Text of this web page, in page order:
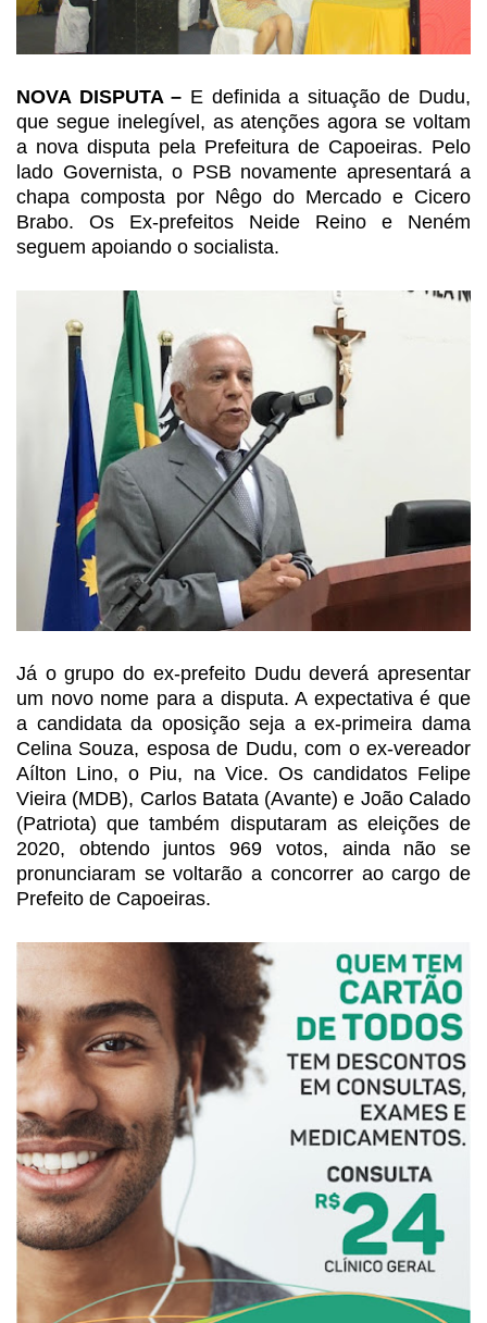
NOVA DISPUTA – E definida a situação de Dudu,
que segue inelegível, as atenções agora se voltam
a nova disputa pela Prefeitura de Capoeiras. Pelo
lado Governista, o PSB novamente apresentará a
chapa composta por Nêgo do Mercado e Cicero
Brabo. Os Ex-prefeitos Neide Reino e Neném
seguem apoiando o socialista.
Já o grupo do ex-prefeito Dudu deverá apresentar
um novo nome para a disputa. A expectativa é que
a candidatada oposição seja a ex-primeira dama
Celina Souza, esposa de Dudu, com o ex-vereador
Aílton Lino, o Piu, na Vice. Oscandidatos Felipe
Vieira (MDB), Carlos Batata (Avante) e João Calado
(Patriota) que também disputaram as eleições de
2020, obtendo juntos 969 votos, ainda não se
pronunciaram se voltarão a concorrer ao cargo de
Prefeito de Capoeiras.